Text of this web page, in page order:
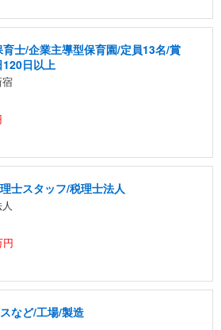
育士/企業主導型保育園/定員13名/賞
日以上
士スタッフ/税理士法人
円
など/工場/製造